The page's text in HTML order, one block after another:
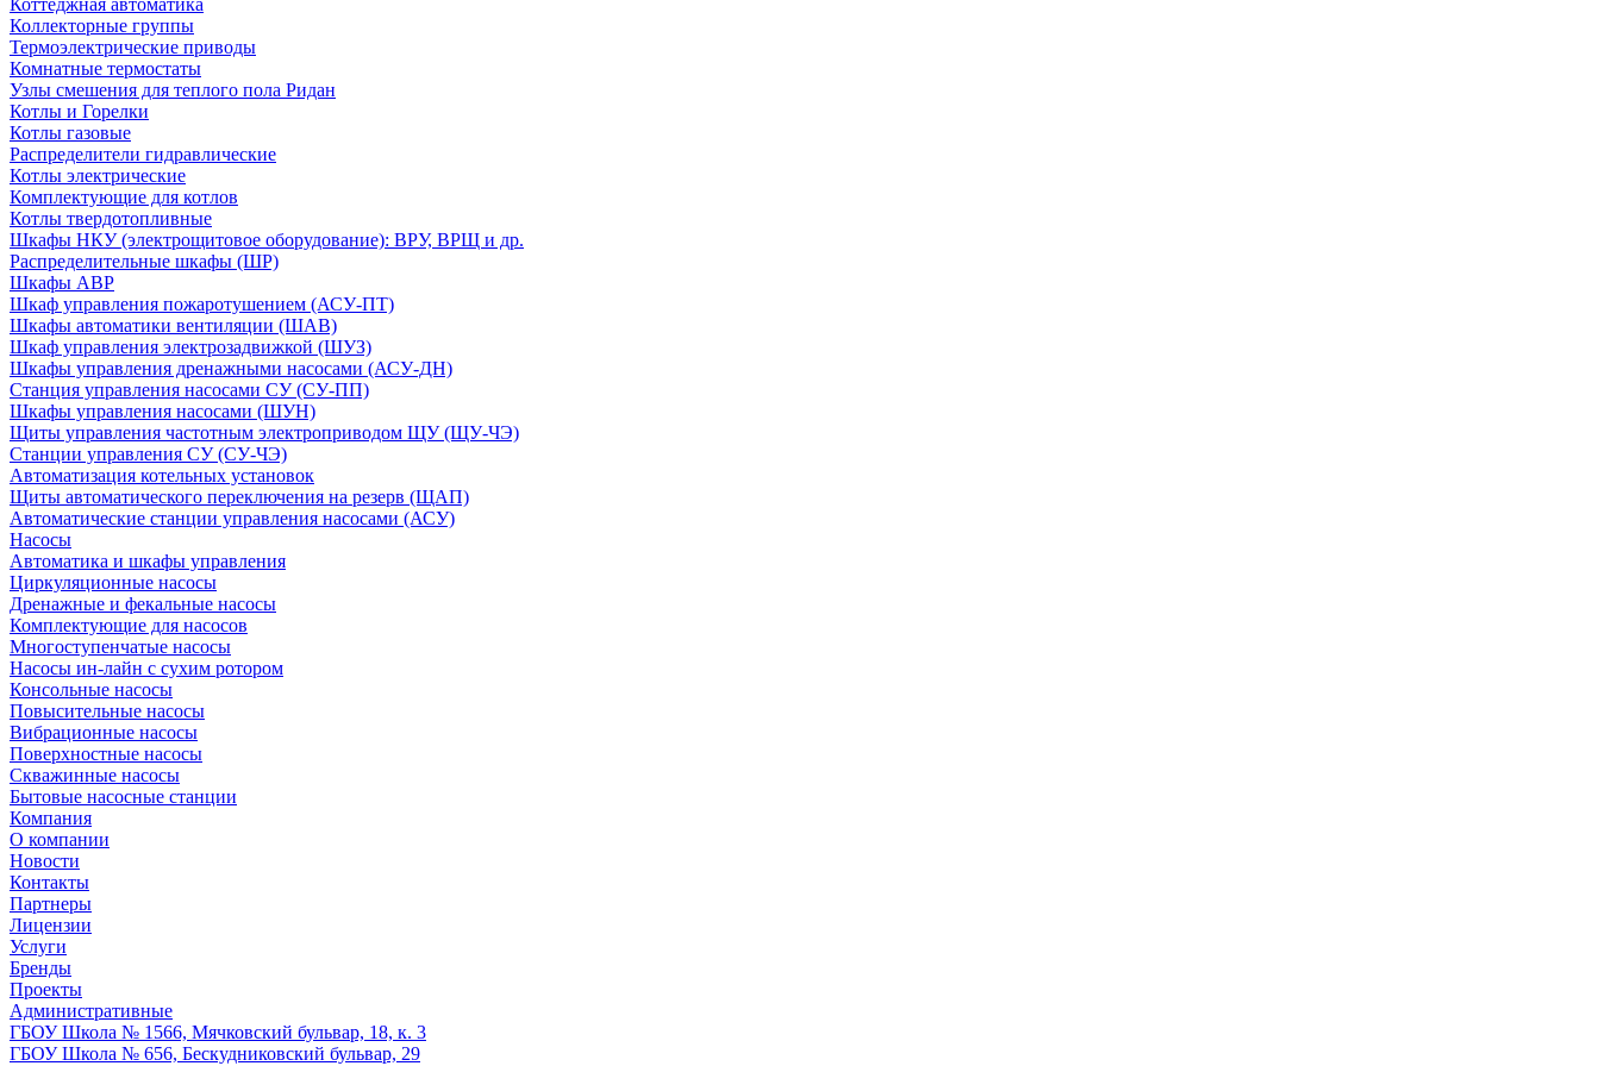
Коттеджная автоматика
Коллекторные группы
Термоэлектрические приводы
Комнатные термостаты
Узлы смешения для теплого пола Ридан
Котлы и Горелки
Котлы газовые
Распределители гидравлические
Котлы электрические
Комплектующие для котлов
Котлы твердотопливные
Шкафы НКУ (электрощитовое оборудование): ВРУ, ВРЩ и др.
Распределительные шкафы (ШР)
Шкафы АВР
Шкаф управления пожаротушением (АСУ-ПТ)
Шкафы автоматики вентиляции (ШАВ)
Шкаф управления электрозадвижкой (ШУЗ)
Шкафы управления дренажными насосами (АСУ-ДН)
Станция управления насосами СУ (СУ-ПП)
Шкафы управления насосами (ШУН)
Щиты управления частотным электроприводом ЩУ (ЩУ-ЧЭ)
Станции управления СУ (СУ-ЧЭ)
Автоматизация котельных установок
Щиты автоматического переключения на резерв (ЩАП)
Автоматические станции управления насосами (АСУ)
Насосы
Автоматика и шкафы управления
Циркуляционные насосы
Дренажные и фекальные насосы
Комплектующие для насосов
Многоступенчатые насосы
Насосы ин-лайн с сухим ротором
Консольные насосы
Повысительные насосы
Вибрационные насосы
Поверхностные насосы
Скважинные насосы
Бытовые насосные станции
Компания
О компании
Новости
Контакты
Партнеры
Лицензии
Услуги
Бренды
Проекты
Административные
ГБОУ Школа № 1566, Мячковский бульвар, 18, к. 3
ГБОУ Школа № 656, Бескудниковский бульвар, 29